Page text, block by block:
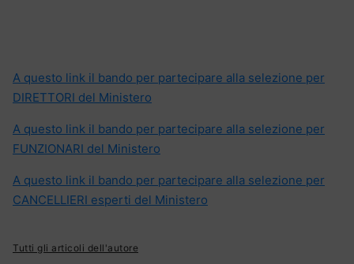
A questo link il bando per partecipare alla selezione per
DIRETTORI del Ministero
A questo link il bando per partecipare alla selezione per
FUNZIONARI del Ministero
A questo link il bando per partecipare alla selezione per
CANCELLIERI esperti del Ministero
Tutti gli articoli dell'autore